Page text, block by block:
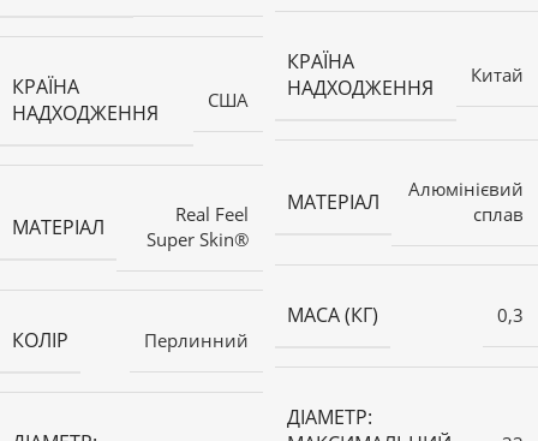
КРАЇНА
НАДХОДЖЕННЯ
США
МАТЕРІАЛ
Real Feel
Super Skin®
КОЛІР Перлинний
КРАЇНА
НАДХОДЖЕННЯ
Китай
МАТЕРІАЛ
Алюмінієвий
сплав
МАСА (КГ) 0,3
ДІАМЕТР: